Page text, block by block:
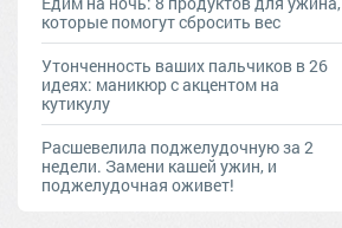
которые помогут сбросить вес
Утонченность ваших пальчиков в 26
идеях: маникюр с акцентом на
кутикулу
Расшевелила поджелудочную за 2
недели. Замени кашей ужин, и
поджелудочная оживет!